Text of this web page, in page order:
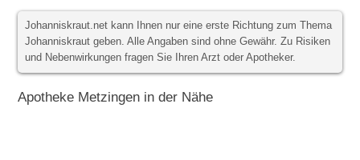
Johanniskraut.net kann Ihnen nur eine erste Richtung zum Thema
Johanniskraut geben. Alle Angaben sind ohne Gewähr. Zu Risiken
und Nebenwirkungen fragen Sie Ihren Arzt oder Apotheker.
Apotheke Metzingen in der Nähe